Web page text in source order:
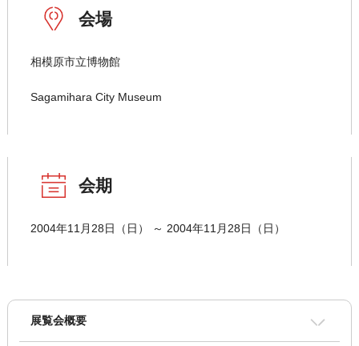
会場
相模原市立博物館
Sagamihara City Museum
会期
2004年11月28日（日） ～ 2004年11月28日（日）
展覧会概要